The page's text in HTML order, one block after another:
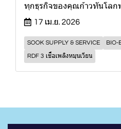
ทุกธุรกิจของคุณก้าวทันโลก
17 เม.ย. 2026
SOOK SUPPLY & SERVICE
BIO-
RDF 3 เชื้อเพลิงหมุนเวียน